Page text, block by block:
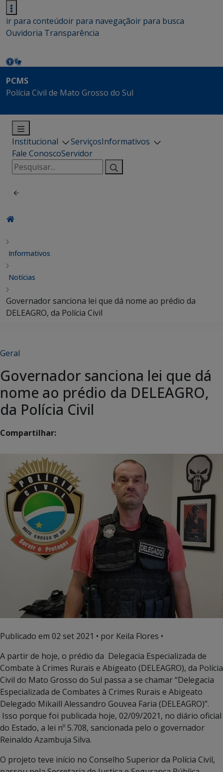
ir para conteúdoir para navegaçãoir para busca
Ouvidoria Transparência
PCMS
Polícia Civil de Mato Grosso do Sul
Institucional ServiçosInformativos
Fale ConoscoServidor
Pesquisar
por:
Informativos
Notícias
Governador sanciona lei que dá nome ao prédio da
DELEAGRO, da Polícia Civil
Geral
Governador sanciona lei que dá
nome ao prédio da DELEAGRO,
da Polícia Civil
Compartilhar:
Publicado em 02 set 2021 • por Keila Flores •
A partir de hoje, o prédio da Delegacia Especializada de
Combate à Crimes Rurais e Abigeato (DELEAGRO), da Polícia
Civil do Mato Grosso do Sul passa a se chamar “Delegacia
Especializada de Combates à Crimes Rurais e Abigeato
Delegado Mikaill Alessandro Gouvea Faria (DELEAGRO)”.
Isso porque foi publicada hoje, 02/09/2021, no diário oficial
do Estado, a lei nº 5.708, sancionada pelo o governador
Reinaldo Azambuja Silva.
O projeto teve início no Conselho Superior da Polícia Civil,